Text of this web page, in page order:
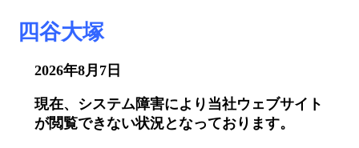
四谷大塚
2026年8月7日
現在、システム障害により当社ウェブサイト
が閲覧できない状況となっております。